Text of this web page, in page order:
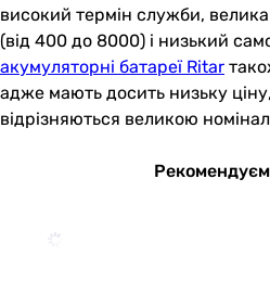
високий термін служби, велика
(від 400 до 8000) і низький
акумуляторні батареї Ritar
адже мають досить низьку
відрізняються великою